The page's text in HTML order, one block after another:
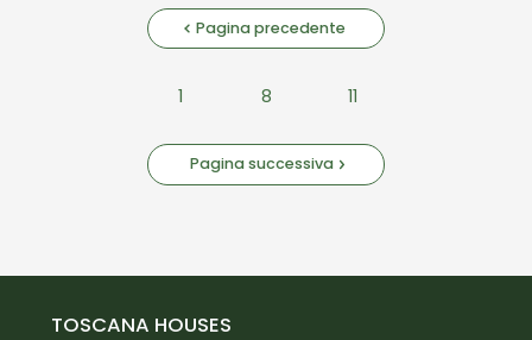
Pagina precedente
1 8 11
Pagina successiva
TOSCANA HOUSES